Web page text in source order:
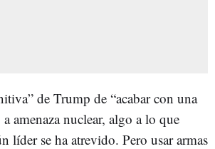
de Trump de “acabar con una
amenaza nuclear, algo a lo que
líder se ha atrevido. Pero usar armas